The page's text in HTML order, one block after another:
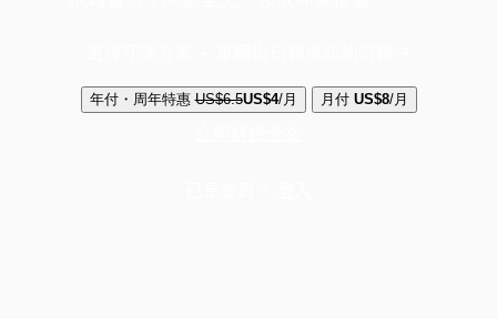
年付・周年特惠 US$6.5US$4/月 月付 US$8/月